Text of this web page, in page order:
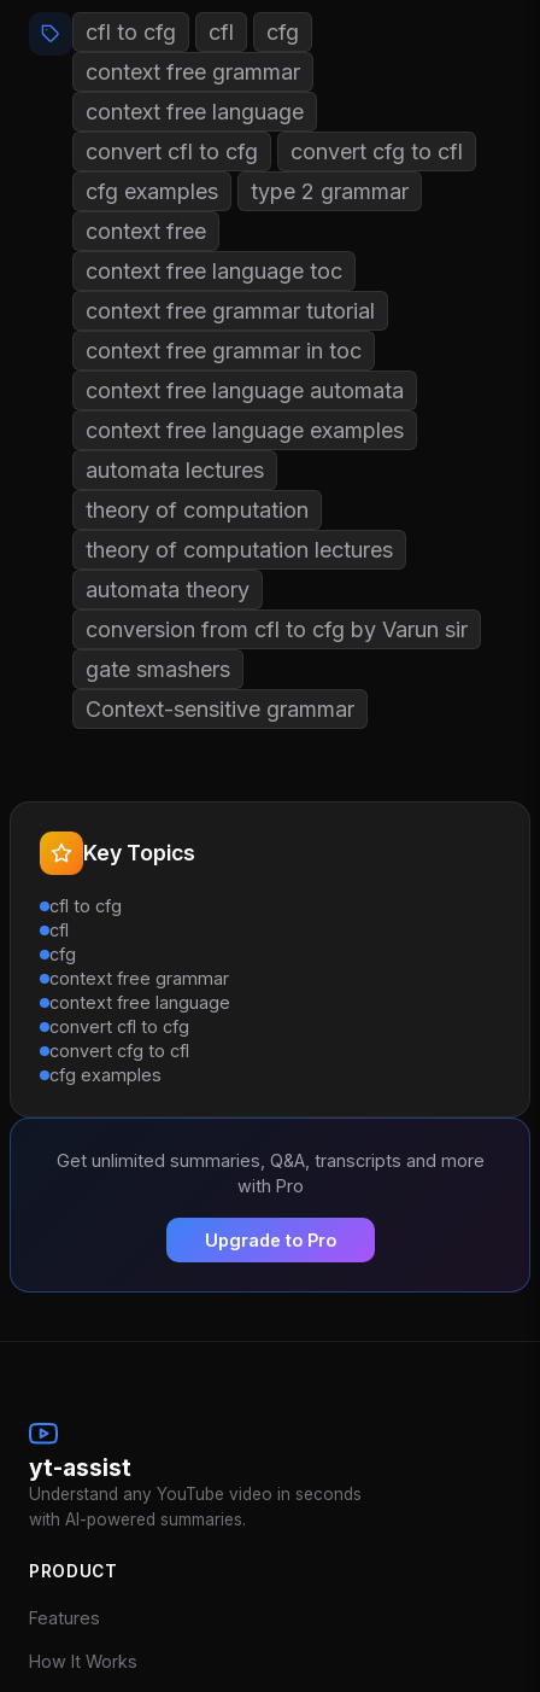
cfl to cfg cfl
cfg
context free grammar
context free language
convert cfl to cfg
convert cfg to cfl
cfg examples
type 2 grammar
context free
context free language toc
context free grammar tutorial
context free grammar in toc
context free language automata
context free language examples
automata lectures
theory of computation
theory of computation lectures
automata theory
conversion from cfl to cfg by Varun sir
gate smashers
Context-sensitive grammar
Key Topics
cfl to cfg
cfl
cfg
context free grammar
context free language
convert cfl to cfg
convert cfg to cfl
cfg examples
Get unlimited summaries, Q&A, transcripts and more
with Pro
Upgrade to Pro
yt-assist
Understand any YouTube video in seconds
with AI-powered summaries.
PRODUCT
Features
How It Works